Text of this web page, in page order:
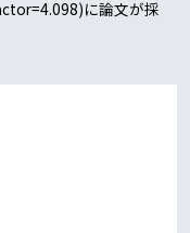
に論文が採